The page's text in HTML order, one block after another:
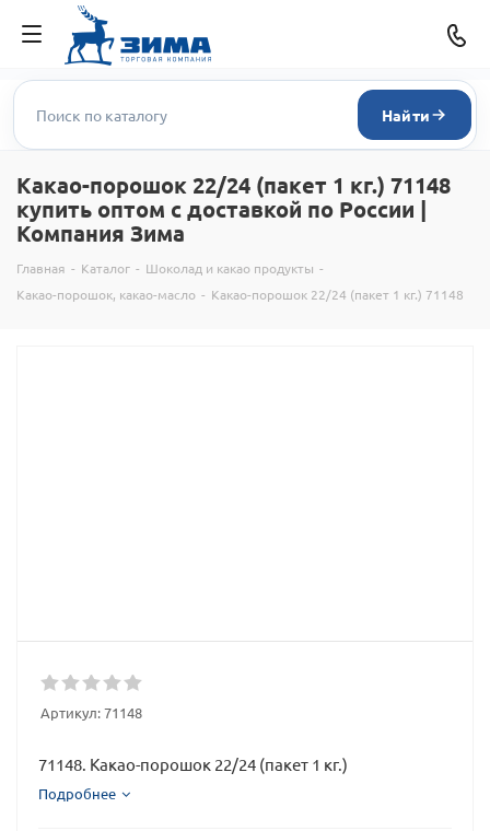
Найти
Какао-порошок 22/24 (пакет 1 кг.) 71148
купить оптом с доставкой по России |
Компания Зима
Главная - Каталог - Шоколад и какао продукты -
Какао-порошок, какао-масло - Какао-порошок 22/24 (пакет 1 кг.) 71148
Артикул:71148
71148. Какао-порошок 22/24 (пакет 1 кг.)
Подробнее